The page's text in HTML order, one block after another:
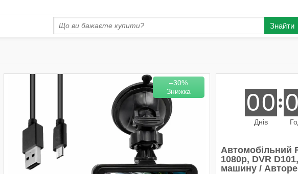
Знайти
–30%
00
Днів
0
Автомобільний
1080p, DVR
машину /